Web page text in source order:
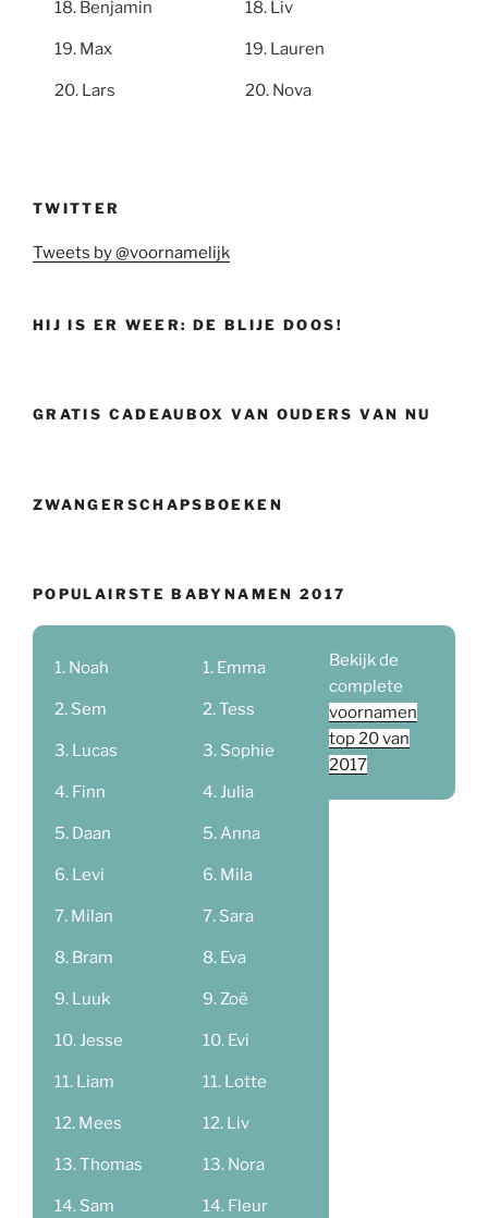
Benjamin
Max
Lars
Liv
Lauren
Nova
TWITTER
Tweets by @voornamelijk
HIJ IS ER WEER: DE BLIJE DOOS!
GRATIS CADEAUBOX VAN OUDERS VAN NU
ZWANGERSCHAPSBOEKEN
POPULAIRSTE BABYNAMEN 2017
Noah
Sem
Lucas
Finn
Daan
Levi
Milan
Bram
Luuk
Jesse
Liam
Mees
Thomas
Sam
Emma
Tess
Sophie
Julia
Anna
Mila
Sara
Eva
Zoë
Evi
Lotte
Liv
Nora
Fleur
Bekijk de
complete
voornamen
top 20 van
2017